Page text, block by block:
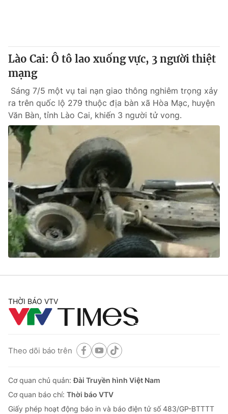
Tư vấn
Chuyên mục khác
Emagazine Podcast
Photo Infographic
Video Shorts video
VTV Money VTV Thể thao
VTV Sức khoẻ Bất động sản
Thị trường 24h Tấm lòng Việt
VTV9
Liên hệ tòa soạn English
THỜI BÁO VTV
Lào Cai: Ô tô lao xuống vực, 3 người thiệt
mạng
Sáng 7/5 một vụ tai nạn giao thông nghiêm trọng xảy
ra trên quốc lộ 279 thuộc địa bàn xã Hòa Mạc, huyện
Văn Bàn, tỉnh Lào Cai, khiến 3 người tử vong.
THỜI BÁO VTV
Theo dõi báo trên
Cơ quan chủ quản:Đài Truyền hình Việt Nam
Cơ quan báo chí: Thời báo VTV
Giấy phép hoạt động báo in và báo điện tử số 483/GP-BTTTT